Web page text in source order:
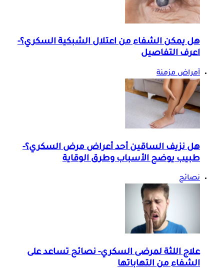
هل يمكن الشفاء من اعتلال الشبكية السكري؟-
اعرف التفاصيل
أمراض مزمنة
هل نزيف الساقين أحد أعراض مرض السكري؟-
طبيب يوضح الأسباب وطرق الوقاية
نصائح
علاج اللثة لمرضى السكري- نصائح تساعد على
الشفاء من التهاباتها